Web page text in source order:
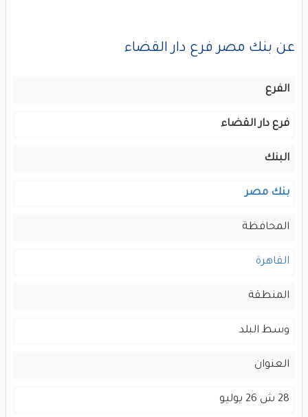
عن بنك مصر فرع دار القضاء
الفرع
فرع دار القضاء
البنك
بنك مصر
المحافظة
القاهرة
المنطقة
وسط البلد
العنوان
28 ش 26 يوليو